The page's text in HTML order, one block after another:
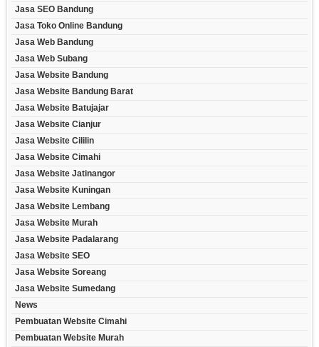
Jasa SEO Bandung
Jasa Toko Online Bandung
Jasa Web Bandung
Jasa Web Subang
Jasa Website Bandung
Jasa Website Bandung Barat
Jasa Website Batujajar
Jasa Website Cianjur
Jasa Website Cililin
Jasa Website Cimahi
Jasa Website Jatinangor
Jasa Website Kuningan
Jasa Website Lembang
Jasa Website Murah
Jasa Website Padalarang
Jasa Website SEO
Jasa Website Soreang
Jasa Website Sumedang
News
Pembuatan Website Cimahi
Pembuatan Website Murah